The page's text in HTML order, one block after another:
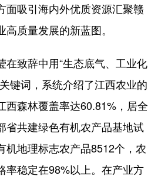
海南
青海
黑龙江
Français عربى
面吸引海内外优质资源汇聚赣
质量发展的新蓝图。
致辞中用“生态底气、工业化
键词，系统介绍了江西农业的
西森林覆盖率达60.81%，居全
省共建绿色有机农产品基地试
机地理标志农产品8512个，农
率稳定在98%以上。在产业方